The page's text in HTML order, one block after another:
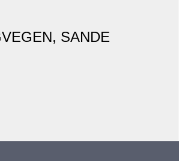
SANDE